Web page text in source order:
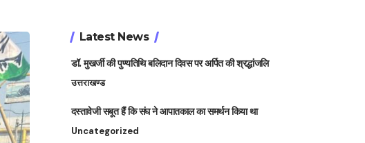
Latest News
डॉ. मुखर्जी की पुण्यतिथि बलिदान दिवस पर अर्पित की श्रद्धांजलि
उत्तराखण्ड
दस्तावेजी सबूत हैं कि संघ ने आपातकाल का समर्थन किया था
Uncategorized